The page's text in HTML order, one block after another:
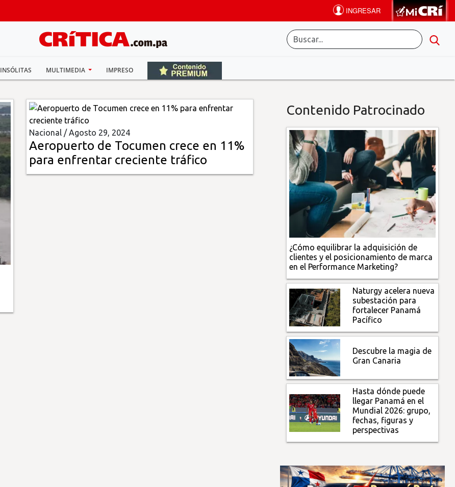
INSÓLITAS MULTIMEDIA IMPRESO
Nacional /Agosto 29, 2024
Aeropuerto de Tocumen crece en 11%
para enfrentar creciente tráfico
Contenido Patrocinado
¿Cómo equilibrar la adquisición de
clientes y el posicionamiento de marca
en el Performance Marketing?
Naturgy acelera nueva
subestación para
fortalecer Panamá
Pacífico
Descubre la magia de
Gran Canaria
Hasta dónde puede
llegar Panamá en el
Mundial 2026: grupo,
fechas, figuras y
perspectivas